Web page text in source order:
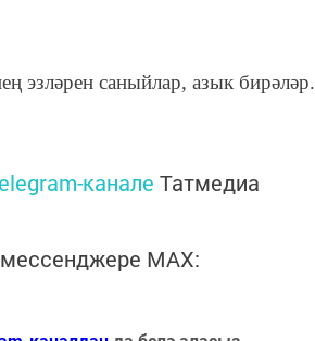
эзләрен саныйлар, азык бирәләр.
канале Татмедиа
мессенджере MАХ: